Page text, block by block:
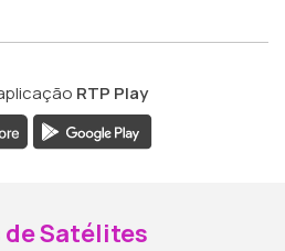
RTP Play
de Satélites